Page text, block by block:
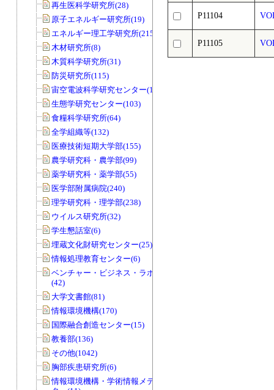
再生医科学研究所(28)
原子エネルギー研究所(19)
エネルギー理工学研究所(215)
木材研究所(8)
木質科学研究所(31)
防災研究所(115)
宙空電波科学研究センター(11)
生態学研究センター(103)
食糧科学研究所(64)
全学組織等(132)
医療技術短期大学部(155)
農学研究科・農学部(99)
薬学研究科・薬学部(55)
医学部附属病院(240)
理学研究科・理学部(238)
ウイルス研究所(32)
学生懇話室(6)
埋蔵文化財研究センター(25)
情報処理教育センター(6)
ベンチャー・ビジネス・ラボラトリー
(42)
大学文書館(81)
情報環境機構(170)
国際融合創造センター(15)
教養部(136)
その他(1042)
胸部疾患研究所(6)
情報環境機構・学術情報メディアセン
P11104
P11105